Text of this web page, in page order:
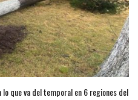
que va del temporal en 6 regiones del